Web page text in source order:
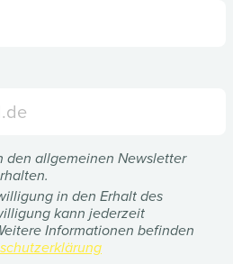
den allgemeinen Newsletter
in den Erhalt des
kann jederzeit
Informationen befinden